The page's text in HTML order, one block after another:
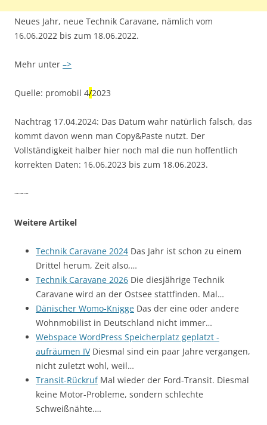
Neues Jahr, neue Technik Caravane, nämlich vom
16.06.2022 bis zum 18.06.2022.
Mehr unter –>
Quelle: promobil 4/2023
Nachtrag 17.04.2024: Das Datum wahr natürlich falsch, das
kommt davon wenn man Copy&Paste nutzt. Der
Vollständigkeit halber hier noch mal die nun hoffentlich
korrekten Daten: 16.06.2023 bis zum 18.06.2023.
~~~
Weitere Artikel
Technik Caravane 2024 Das Jahr ist schon zu einem
Drittel herum, Zeit also,…
Technik Caravane 2026 Die diesjährige Technik
Caravane wird an der Ostsee stattfinden. Mal…
Dänischer Womo-Knigge Das der eine oder andere
Wohnmobilist in Deutschland nicht immer…
Webspace WordPress Speicherplatz geplatzt -
aufräumen IVDiesmal sind ein paar Jahre vergangen,
nicht zuletzt wohl, weil…
Transit-RückrufMal wieder der Ford-Transit. Diesmal
keine Motor-Probleme, sondern schlechte
Schweißnähte.…